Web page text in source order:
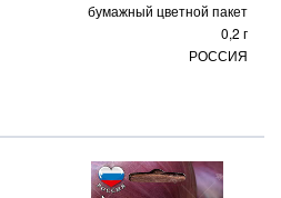
бумажный цветной пакет
0,2 г
РОССИЯ